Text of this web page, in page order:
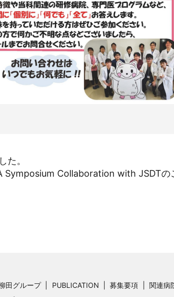
た。
Collaboration with JSDTの
田グループ PUBLICATION 募集要項
関連病